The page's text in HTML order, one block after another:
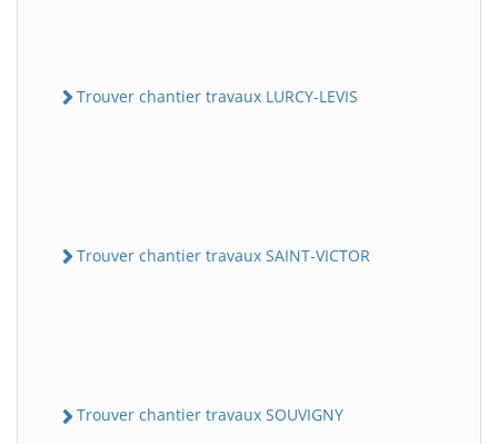
Trouver chantier travaux LURCY-LEVIS
Trouver chantier travaux SAINT-VICTOR
Trouver chantier travaux SOUVIGNY